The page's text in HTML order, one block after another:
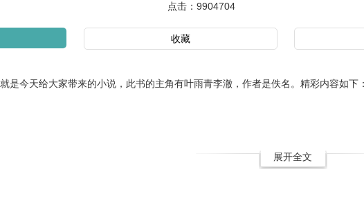
点击： 9904704
收藏
今天给大家带来的小说，此书的主角有叶雨青李澈，作者是佚名。精彩内容如下
展开全文